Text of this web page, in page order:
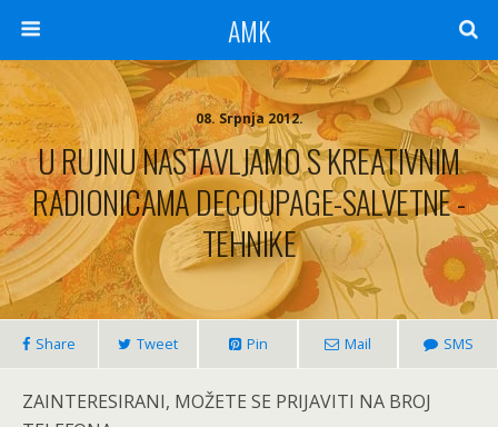
AMK
08. Srpnja 2012.
U RUJNU NASTAVLJAMO S KREATIVNIM
RADIONICAMA DECOUPAGE-SALVETNE -
TEHNIKE
Share Tweet Pin Mail SMS
ZAINTERESIRANI, MOŽETE SE PRIJAVITI NA BROJ